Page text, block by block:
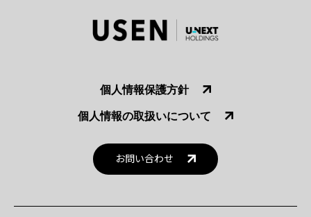
個人情報保護方針
個人情報の取扱いについて
お問い合わせ